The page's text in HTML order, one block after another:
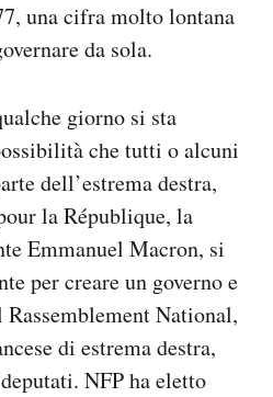
una cifra molto lontana
da sola.
giorno si sta
che tutti o alcuni
dell’estrema destra,
la République, la
Emmanuel Macron, si
per creare un governo e
National,
di estrema destra,
NFP ha eletto